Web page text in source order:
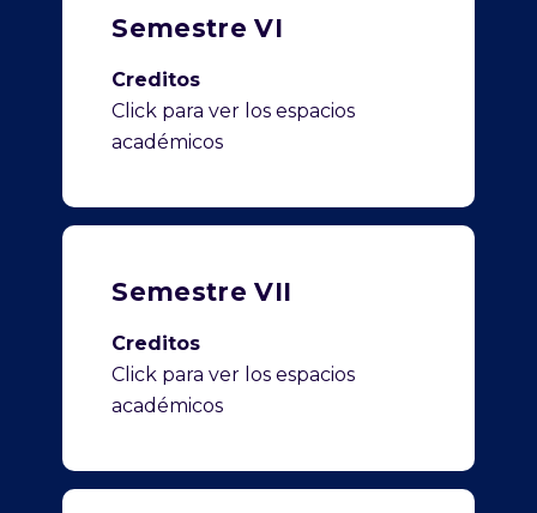
Semestre VI
Creditos
Click para ver los espacios
académicos
Semestre VII
Creditos
Click para ver los espacios
académicos